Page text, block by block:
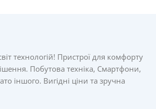
технологій! Пристрої для комфорту
Побутова техніка, Смартфони,
іншого. Вигідні ціни та зручна